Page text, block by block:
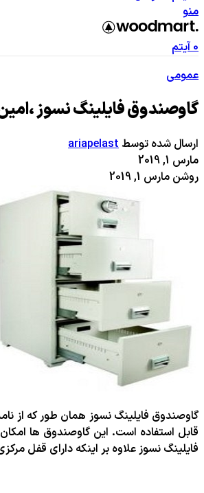
منو
0آیتم
عمومی
گاوصندوق فایلینگ نسوز
ارسال شده توسط ariapelast
مارس 1, 2019
روشن مارس 1, 2019
گاوصندوق فایلینگ نسوز همان طور که از
فایلینگ نسوز علاوه بر اینکه دارای قفل